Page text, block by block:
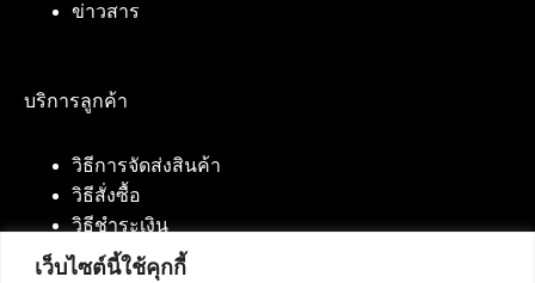
เว็บไซต์นี้ใช้คุกกี้
ข่าวสาร
บริการลูกค้า
วิธีการจัดส่งสินค้า
วิธีสั่งซื้อ
วิธีชำระเงิน